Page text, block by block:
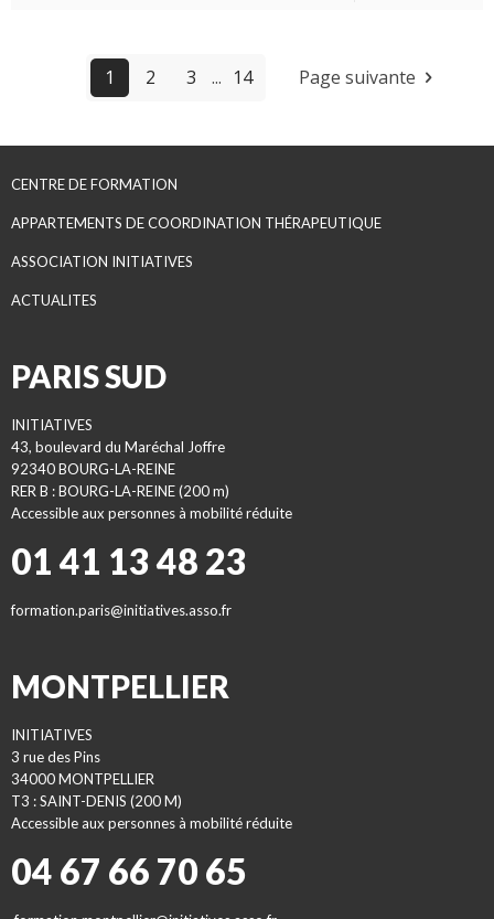
1 2 3 ... 14 Page suivante
CENTRE DE FORMATION
APPARTEMENTS DE COORDINATION THÉRAPEUTIQUE
ASSOCIATION INITIATIVES
ACTUALITES
PARIS SUD
INITIATIVES
43, boulevard du Maréchal Joffre
92340 BOURG-LA-REINE
RER B : BOURG-LA-REINE (200 m)
Accessible aux personnes à mobilité réduite
01 41 13 48 23
formation.paris@initiatives.asso.fr
MONTPELLIER
INITIATIVES
3 rue des Pins
34000 MONTPELLIER
T3 : SAINT-DENIS (200 M)
Accessible aux personnes à mobilité réduite
04 67 66 70 65